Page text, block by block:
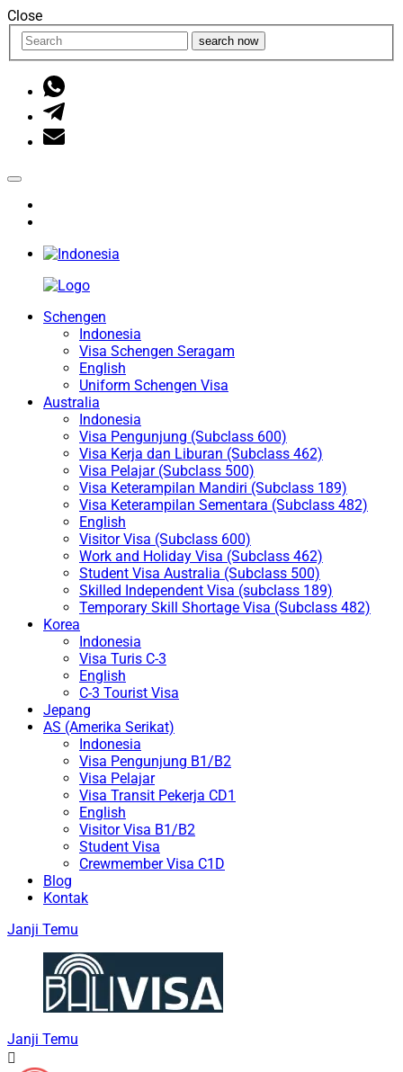
Close
search now
Schengen
Indonesia
Visa Schengen Seragam
English
Uniform Schengen Visa
Australia
Indonesia
Visa Pengunjung (Subclass 600)
Visa Kerja dan Liburan (Subclass 462)
Visa Pelajar (Subclass 500)
Visa Keterampilan Mandiri (Subclass 189)
Visa Keterampilan Sementara (Subclass 482)
English
Visitor Visa (Subclass 600)
Work and Holiday Visa (Subclass 462)
Student Visa Australia (Subclass 500)
Skilled Independent Visa (subclass 189)
Temporary Skill Shortage Visa (Subclass 482)
Korea
Indonesia
Visa Turis C-3
English
C-3 Tourist Visa
Jepang
AS (Amerika Serikat)
Indonesia
Visa Pengunjung B1/B2
Visa Pelajar
Visa Transit Pekerja CD1
English
Visitor Visa B1/B2
Student Visa
Crewmember Visa C1D
Blog
Kontak
Janji Temu
Janji Temu